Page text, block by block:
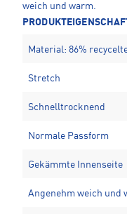
weich und warm.
Material: 86%
Stretch
Schnelltrocknend
Normale Passform
Gekämmte Innenseite
Angenehm weich und